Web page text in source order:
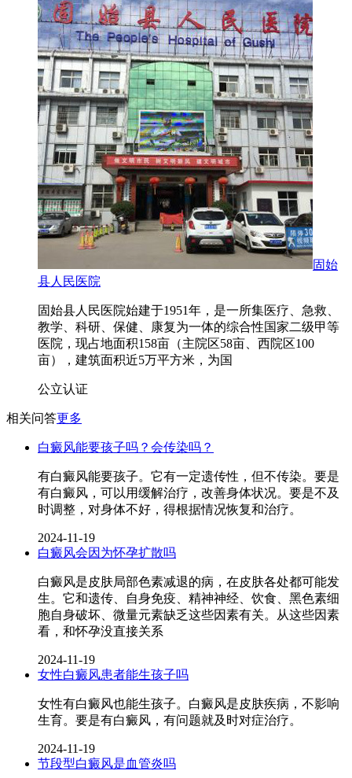
固始
县人民医院
固始县人民医院始建于1951年，是一所集医疗、急救、
教学、科研、保健、康复为一体的综合性国家二级甲等
医院，现占地面积158亩（主院区58亩、西院区100
亩），建筑面积近5万平方米，为国
公立认证
相关问答更多
白癜风能要孩子吗？会传染吗？
有白癜风能要孩子。它有一定遗传性，但不传染。要是
有白癜风，可以用缓解治疗，改善身体状况。要是不及
时调整，对身体不好，得根据情况恢复和治疗。
2024-11-19
白癜风会因为怀孕扩散吗
白癜风是皮肤局部色素减退的病，在皮肤各处都可能发
生。它和遗传、自身免疫、精神神经、饮食、黑色素细
胞自身破坏、微量元素缺乏这些因素有关。从这些因素
看，和怀孕没直接关系
2024-11-19
女性白癜风患者能生孩子吗
女性有白癜风也能生孩子。白癜风是皮肤疾病，不影响
生育。要是有白癜风，有问题就及时对症治疗。
2024-11-19
节段型白癜风是血管炎吗